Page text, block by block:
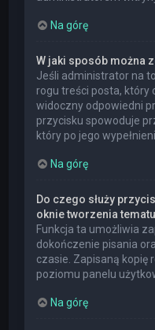
Na górę
W jaki sposób można
Jeśli administrator na
rogu treści posta, który
widoczny odpowiedni
przycisku spowoduje
który po jego
Na górę
Do czego służy
oknie tworzenia
Funkcja ta umożliwia
dokończenie pisania
czasie. Zapisaną kopię
poziomu panelu
Na górę